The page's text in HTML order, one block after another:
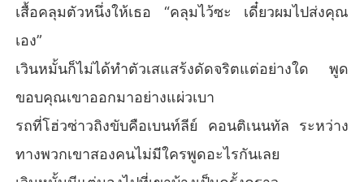
เสื้อคลุมตัวหนึ่งให้เธอ “คลุมไว้ซะ เดี๋ยวผมไปส่งคุณ
เอง”
เวินหมั้นก็ไม่ได้ทำตัวเสแสร้งดัดจริตแต่อย่างใด พูด
ขอบคุณเขาออกมาอย่างแผ่วเบา
รถที่โฮ่วซ่าวถิงขับคือเบนท์ลีย์ คอนติเนนทัล ระหว่าง
ทางพวกเขาสองคนไม่มีใครพูดอะไรกันเลย